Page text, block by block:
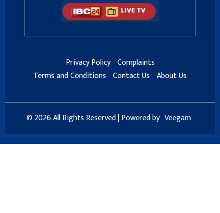
Privacy Policy Complaints
Terms and Conditions Contact Us About Us
© 2026 All Rights Reserved | Powered by Veegam